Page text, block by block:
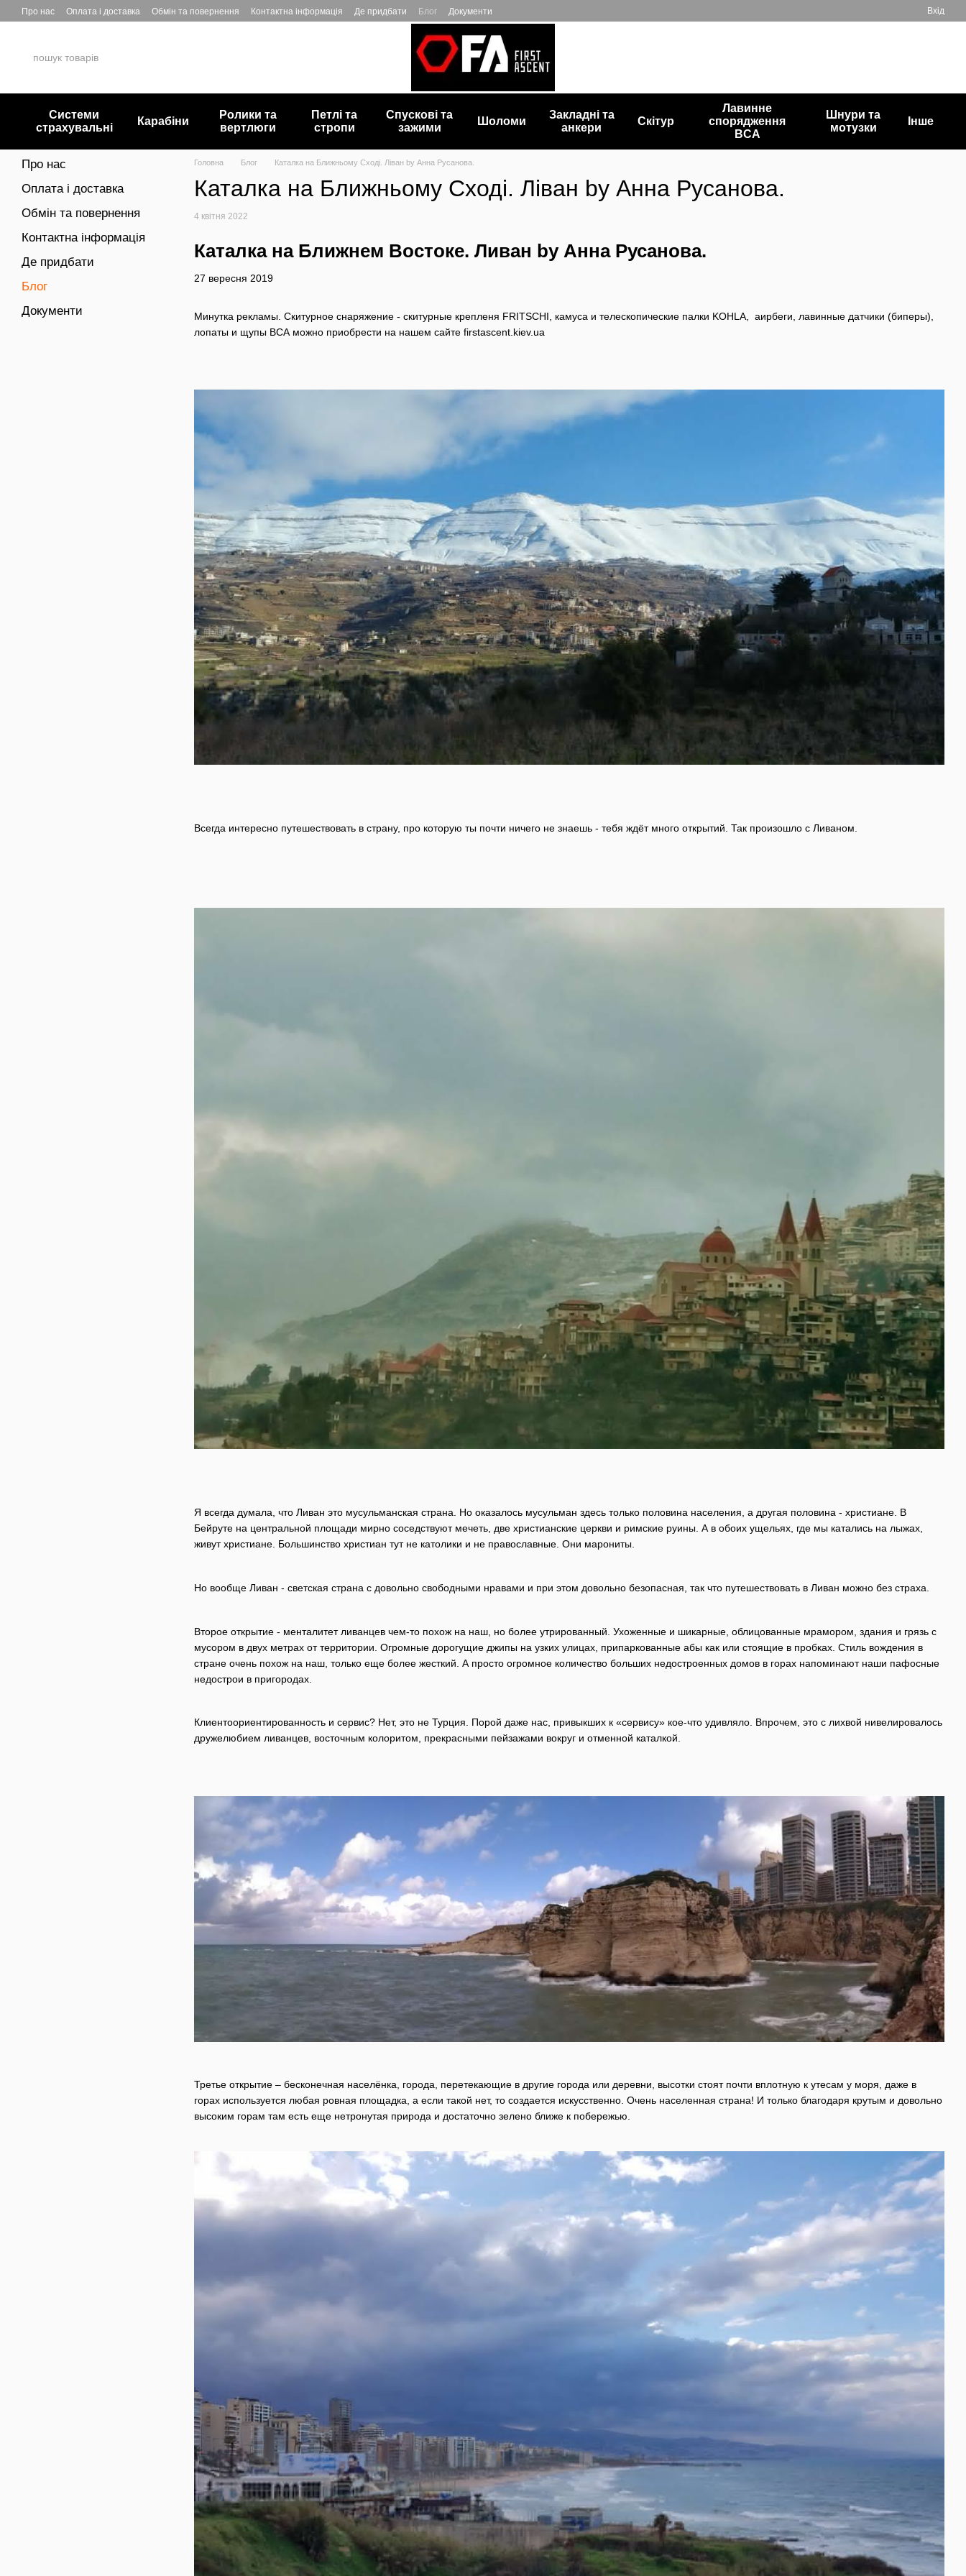
Перейти до основного контенту
Про нас Оплата і доставка Обмін та повернення Контактна інформація Де придбати Блог Документи Вхід
Системи
страхувальні
Карабіни
Ролики та
вертлюги
Петлі та
стропи
Спускові та
зажими
Шоломи
Закладні та
анкери
Скітур
Лавинне
спорядження
BCA
Шнури та
мотузки
Інше
Головна Блог Каталка на Ближньому Сході. Ліван by Анна Русанова.
Каталка на Ближньому Сході. Ліван by Анна Русанова.
4 квітня 2022
Каталка на Ближнем Востоке. Ливан by Анна Русанова.
27 вересня 2019
Минутка рекламы. Скитурное снаряжение - скитурные крепленя FRITSCHI , камуса и телескопические палки KOHLA , аирбеги, лавинные датчики (биперы),
лопаты и щупы BCA можно приобрести на нашем сайте firstascent.kiev.ua
Всегда интересно путешествовать в страну, про которую ты почти ничего не знаешь - тебя ждёт много открытий. Так произошло с Ливаном.
Я всегда думала, что Ливан это мусульманская страна. Но оказалось мусульман здесь только половина населения, а другая половина - христиане. В
Бейруте на центральной площади мирно соседствуют мечеть, две христианские церкви и римские руины. А в обоих ущельях, где мы катались на лыжах,
живут христиане. Большинство христиан тут не католики и не православные. Они марониты
Но вообще Ливан - светская страна с довольно свободными нравами и при этом довольно безопасная, так что путешествовать в Ливан можно без страха.
Второе открытие - менталитет ливанцев чем-то похож на наш, но более утрированный. Ухоженные и шикарные, облицованные мрамором, здания и грязь с
мусором в двух метрах от территории. Огромные дорогущие джипы на узких улицах, припаркованные абы как или стоящие в пробках. Стиль вождения в
стране очень похож на наш, только еще более жесткий. А просто огромное количество больших недостроенных домов в горах напоминают наши пафосные
недострои в пригородах.
Клиентоориентированность и сервис? Нет, это не Турция. Порой даже нас, привыкших к «сервису» кое-что удивляло. Впрочем, это с лихвой нивелировалось
дружелюбием ливанцев, восточным колоритом, прекрасными пейзажами вокруг и отменной каталкой.
Третье открытие – бесконечная населёнка, города, перетекающие в другие города или деревни, высотки стоят почти вплотную к утесам у моря, даже в
горах используется любая ровная площадка, а если такой нет, то создается искусственно. Очень населенная страна! И только благодаря крутым и довольно
высоким горам там есть еще нетронутая природа и достаточно зелено ближе к побережью.
Про нас
Оплата і доставка
Обмін та повернення
Контактна інформація
Де придбати
Блог
Документи